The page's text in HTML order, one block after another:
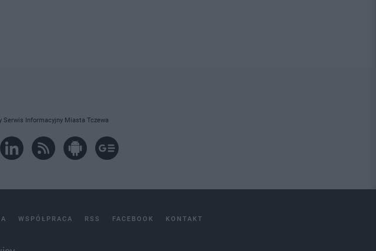
Serwis Informacyjny Miasta Tczewa
WSPÓŁPRACA RSS FACEBOOK KONTAKT